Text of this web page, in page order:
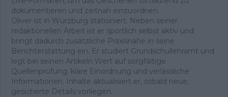
dokumentieren und zeitnah einzuordnen.
Oliver ist in Würzburg stationiert. Neben seiner
redaktionellen Arbeit ist er sportlich selbst aktiv und
bringt dadurch zusätzliche Praxisnähe in seine
Berichterstattung ein. Er studiert Grundschullehramt und
legt bei seinen Artikeln Wert auf sorgfältige
Quellenprüfung, klare Einordnung und verlässliche
Informationen. Inhalte aktualisiert er, sobald neue,
gesicherte Details vorliegen.